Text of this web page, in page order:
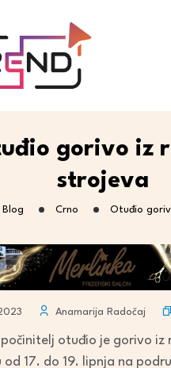
gorivo iz
strojeva
Blog Crno Otuđio
Anamarija Radočaj
otuđio je gorivo iz
od 17. do 19. lipnja na